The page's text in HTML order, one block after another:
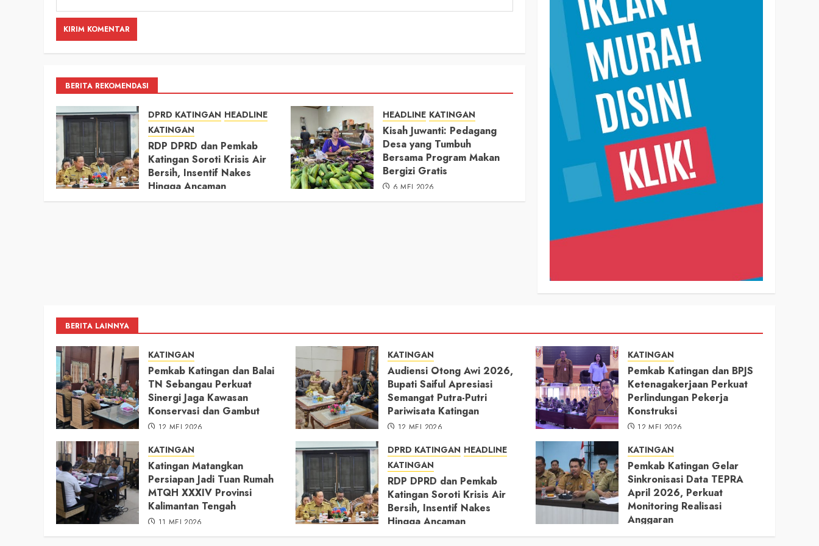
BERITA REKOMENDASI
DPRD KATINGAN HEADLINE
KATINGAN
RDP DPRD dan Pemkab
Katingan Soroti Krisis Air
Bersih, Insentif Nakes
Hingga Ancaman
Pencemaran Sungai
HEADLINE KATINGAN
Kisah Juwanti: Pedagang
Desa yang Tumbuh
Bersama Program Makan
Bergizi Gratis
6 MEI 2026
BERITA LAINNYA
KATINGAN
Pemkab Katingan dan Balai
TN Sebangau Perkuat
Sinergi Jaga Kawasan
Konservasi dan Gambut
12 MEI 2026
KATINGAN
Audiensi Otong Awi 2026,
Bupati Saiful Apresiasi
Semangat Putra-Putri
Pariwisata Katingan
12 MEI 2026
KATINGAN
Pemkab Katingan dan BPJS
Ketenagakerjaan Perkuat
Perlindungan Pekerja
Konstruksi
12 MEI 2026
KATINGAN
Katingan Matangkan
Persiapan Jadi Tuan Rumah
MTQH XXXIV Provinsi
Kalimantan Tengah
11 MEI 2026
DPRD KATINGAN HEADLINE
KATINGAN
RDP DPRD dan Pemkab
Katingan Soroti Krisis Air
Bersih, Insentif Nakes
Hingga Ancaman
Pencemaran Sungai
KATINGAN
Pemkab Katingan Gelar
Sinkronisasi Data TEPRA
April 2026, Perkuat
Monitoring Realisasi
Anggaran
11 MEI 2026